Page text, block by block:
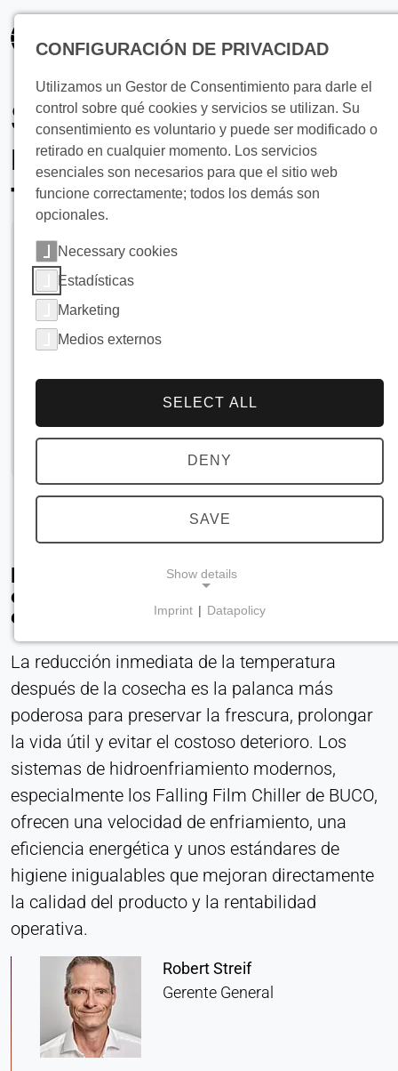
principal
Soluciones de
refrigeración para
frutas y verduras
Maximice la calidad del producto con un
enfriamiento postcosecha rápido y
energéticamente eficiente
La reducción inmediata de la temperatura
después de la cosecha es la palanca más
poderosa para preservar la frescura, prolongar
la vida útil y evitar el costoso deterioro. Los
sistemas de hidroenfriamiento modernos,
especialmente los Falling Film Chiller de BUCO,
ofrecen una velocidad de enfriamiento, una
eficiencia energética y unos estándares de
higiene inigualables que mejoran directamente
la calidad del producto y la rentabilidad
operativa.
Robert Streif
Gerente General
CONFIGURACIÓN DE PRIVACIDAD
Utilizamos un Gestor de Consentimiento para darle el
control sobre qué cookies y servicios se utilizan. Su
consentimiento es voluntario y puede ser modificado o
retirado en cualquier momento. Los servicios
esenciales son necesarios para que el sitio web
funcione correctamente; todos los demás son
opcionales.
Necessary cookies
Estadísticas
Marketing
Medios externos
SELECT ALL
DENY
SAVE
Show details
Son necesarias para las funciones básicas del
almacenamiento de las preferencias de
privacidad. Estas cookies no pueden desactivarse.
cookie_consent
Name:
consentimiento
Provider:
Heat Transfer Technology
Purpose:
1 año
ESTADÍSTICAS
Imprint | Datapolicy